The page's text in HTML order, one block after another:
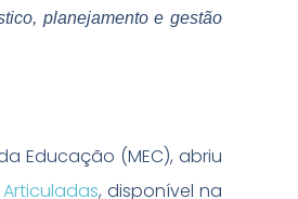
planejamento e gestão
Educação (MEC), abriu
, disponível na